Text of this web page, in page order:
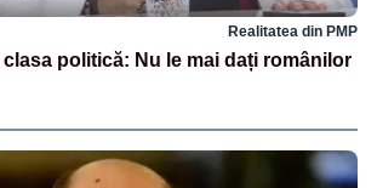
Realitatea din PMP
clasa politică: Nu le mai dați românilor